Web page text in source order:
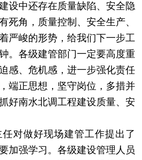
设中还存在质量缺陷、安全隐
死角，质量控制、安全生产、
严峻的形势，给我们下一步工
。各级建管部门一定要高度重
感、危机感，进一步强化责任
端正思想，坚守岗位，多措并
好南水北调工程建设质量、安
对做好现场建管工作提出了
加强学习。各级建设管理人员